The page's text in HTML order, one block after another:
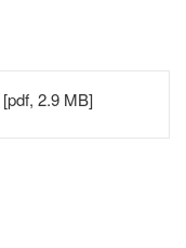
[pdf, 2.9 MB]